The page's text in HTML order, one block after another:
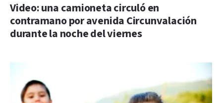
Video: una camioneta circuló en
contramano por avenida Circunvalación
durante la noche del viernes